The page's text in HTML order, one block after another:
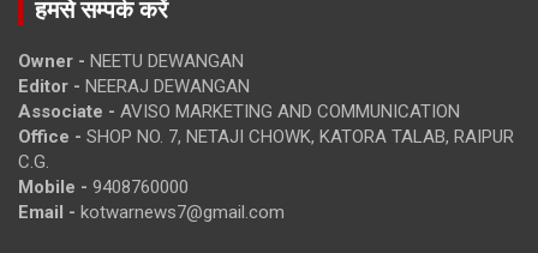
हमसे सम्पर्क करें
Owner - NEETU DEWANGAN
Editor - NEERAJ DEWANGAN
Associate - AVISO MARKETING AND COMMUNICATION
Office - SHOP NO. 7, NETAJI CHOWK, KATORA TALAB, RAIPUR
C.G.
Mobile - 9408760000
Email - kotwarnews7@gmail.com